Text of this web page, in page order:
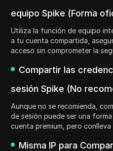
equipo Spike (Forma
Utiliza la función de equipo
a tu cuenta compartida,
acceso sin comprometer la
Compartir las
sesión Spike (No
Aunque no se recomienda,
de sesión puede ser una
cuenta premium, pero
Misma IP para